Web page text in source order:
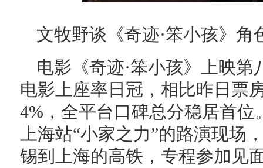
文牧野谈《奇迹·笨小孩》
电影《奇迹·笨小孩》上映
电影上座率日冠，相比昨日票
4%，全平台口碑总分稳居首
上海站“小家之力”的路演现场
锡到上海的高铁，专程参加见